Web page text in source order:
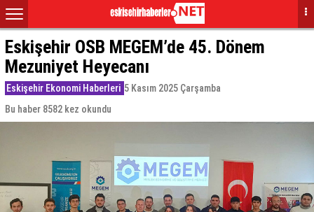
Eskişehir OSB MEGEM’de 45. Dönem
Mezuniyet Heyecanı
Eskişehir Ekonomi Haberleri 5 Kasım 2025 Çarşamba
Bu haber 8582 kez okundu